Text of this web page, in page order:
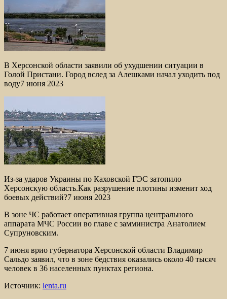
В Херсонской области заявили об ухудшении ситуации в
Голой Пристани. Город вслед за Алешками начал уходить под
воду7 июня 2023
Из-за ударов Украины по Каховской ГЭС затопило
Херсонскую область.Как разрушение плотины изменит ход
боевых действий?7 июня 2023
В зоне ЧС работает оперативная группа центрального
аппарата МЧС России во главе с замминистра Анатолием
Супруновским.
7 июня врио губернатора Херсонской области Владимир
Сальдо заявил, что в зоне бедствия оказались около 40 тысяч
человек в 36 населенных пунктах региона.
Источник: lenta.ru